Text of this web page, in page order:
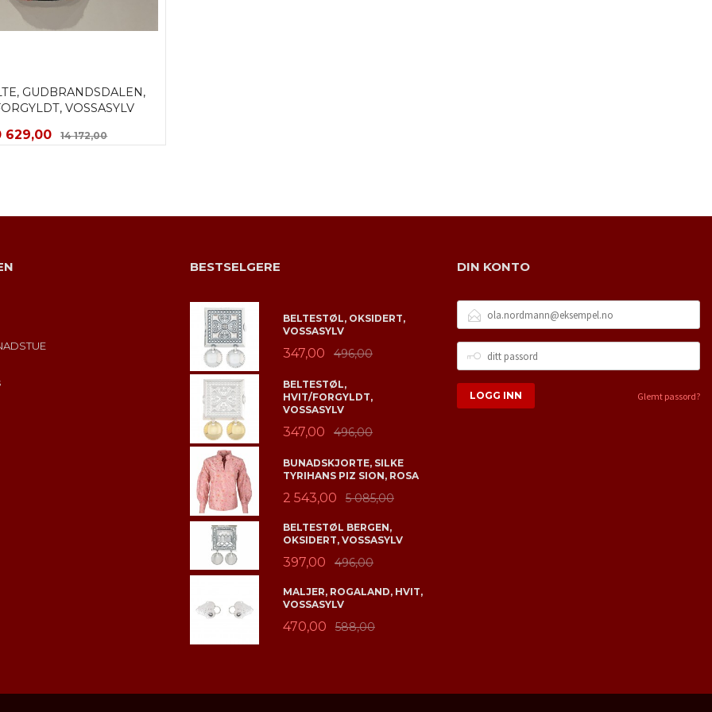
GUDBRANDSDALEN,
VOSSASYLV
629,00 14 172,00Rabatt
BESTSELGERE
BELTESTØL, OKSIDERT,
VOSSASYLV
347,00 496,00
BELTESTØL,
HVIT/FORGYLDT,
VOSSASYLV
347,00 496,00
BUNADSKJORTE, SILKE
TYRIHANS PIZ SION, ROSA
2 543,00 5 085,00
BELTESTØL BERGEN,
OKSIDERT, VOSSASYLV
397,00 496,00
MALJER, ROGALAND, HVIT,
VOSSASYLV
470,00 588,00
DIN KONTO
POSTADRESSE
PASSORD
Glemt passord?